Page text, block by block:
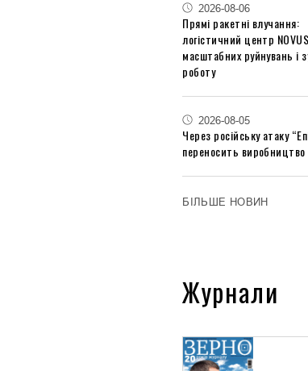
2026-08-06
Прямі ракетні влучання:
логістичний центр
масштабних руйнувань і
роботу
2026-08-05
Через російську атаку
переносить
БІЛЬШЕ НОВИН
Журнали